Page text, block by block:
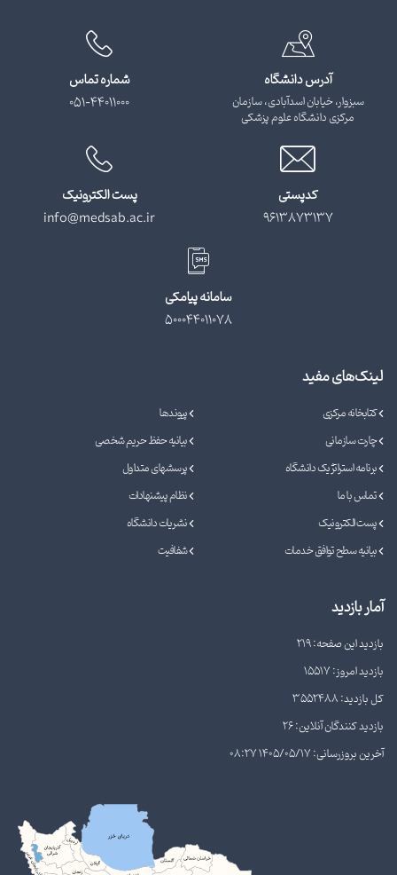
آدرس دانشگاه
سبزوار، خیابان اسدآبادی، سازمان
مرکزی دانشگاه علوم پزشکی
شماره تماس
051-44011000
کدپستی
9613873137
پست الکترونیک
info@medsab.ac.ir
سامانه پیامکی
500044011078
لینک‌های مفید
کتابخانه مرکزی
پیوندها
چارت سازمانی
بیانیه حفظ حریم شخصی
برنامه استراتژیک دانشگاه
پرسشهای متداول
تماس با ما
نظام پیشنهادات
پست الکترونیک
نشریات دانشگاه
بیانیه سطح توافق خدمات
شفافیت
آمار بازدید
بازدید این صفحه: 219
بازدید امروز: 15517
کل بازدید: 3552488
بازدید کنندگان آنلاین: 26
آخرین بروزرسانی: 1405/05/17 08:27